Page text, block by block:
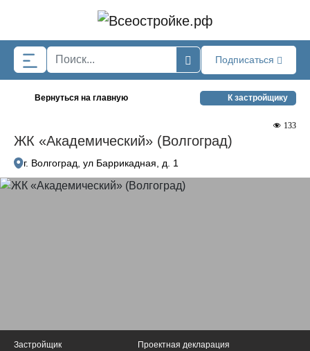
Подписаться
Вернуться на главную К застройщику
ЖК «Академический» (Волгоград)
133
г. Волгоград, ул Баррикадная, д. 1
Застройщик
Проектная декларация